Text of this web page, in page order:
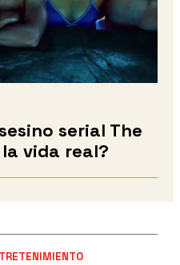
serial The
vida real?